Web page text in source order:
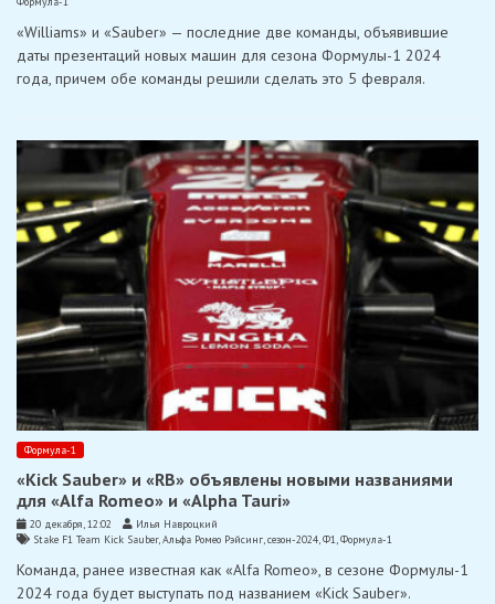
«Williams» и «Sauber» — последние две команды, объявившие
даты презентаций новых машин для сезона Формулы-1 2024
года, причем обе команды решили сделать это 5 февраля.
Формула-1
«Kick Sauber» и «RB» объявлены новыми названиями
для «Alfa Romeo» и «Alpha Tauri»
20 декабря, 12:02
Илья Навроцкий
Stake F1 Team Kick Sauber,Альфа Ромео Рэйсинг,сезон-2024,Ф1,Формула-1
Команда, ранее известная как «Alfa Romeo», в сезоне Формулы-1
2024 года будет выступать под названием «Kick Sauber».